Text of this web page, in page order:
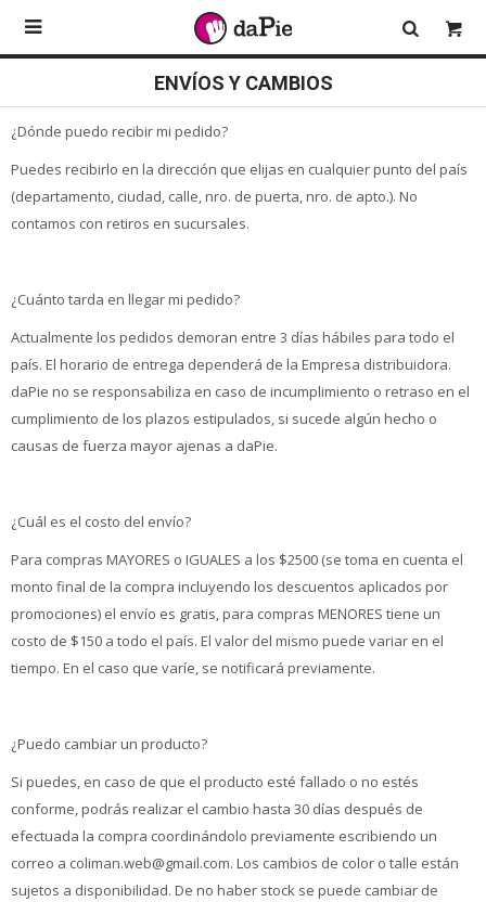

ENVÍOS Y CAMBIOS
¿Dónde puedo recibir mi pedido?
Puedes recibirlo en la dirección que elijas en cualquier punto del país
(departamento, ciudad, calle, nro. de puerta, nro. de apto.). No
contamos con retiros en sucursales.
¿Cuánto tarda en llegar mi pedido?
Actualmente los pedidos demoran entre 3 días hábiles para todo el
país. El horario de entrega dependerá de la Empresa distribuidora.
daPie no se responsabiliza en caso de incumplimiento o retraso en el
cumplimiento de los plazos estipulados, si sucede algún hecho o
causas de fuerza mayor ajenas a daPie.
¿Cuál es el costo del envío?
Para compras MAYORES o IGUALES a los $2500 (se toma en cuenta el
monto final de la compra incluyendo los descuentos aplicados por
promociones) el envío es gratis, para compras MENORES tiene un
costo de $150 a todo el país. El valor del mismo puede variar en el
tiempo. En el caso que varíe, se notificará previamente.
¿Puedo cambiar un producto?
Si puedes, en caso de que el producto esté fallado o no estés
conforme, podrás realizar el cambio hasta 30 días después de
efectuada la compra coordinándolo previamente escribiendo un
correo a coliman.web@gmail.com. Los cambios de color o talle están
sujetos a disponibilidad. De no haber stock se puede cambiar de